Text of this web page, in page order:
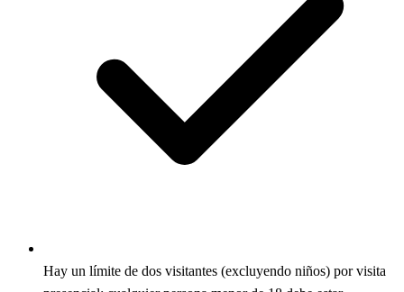
Hay un límite de dos visitantes (excluyendo niños) por visita